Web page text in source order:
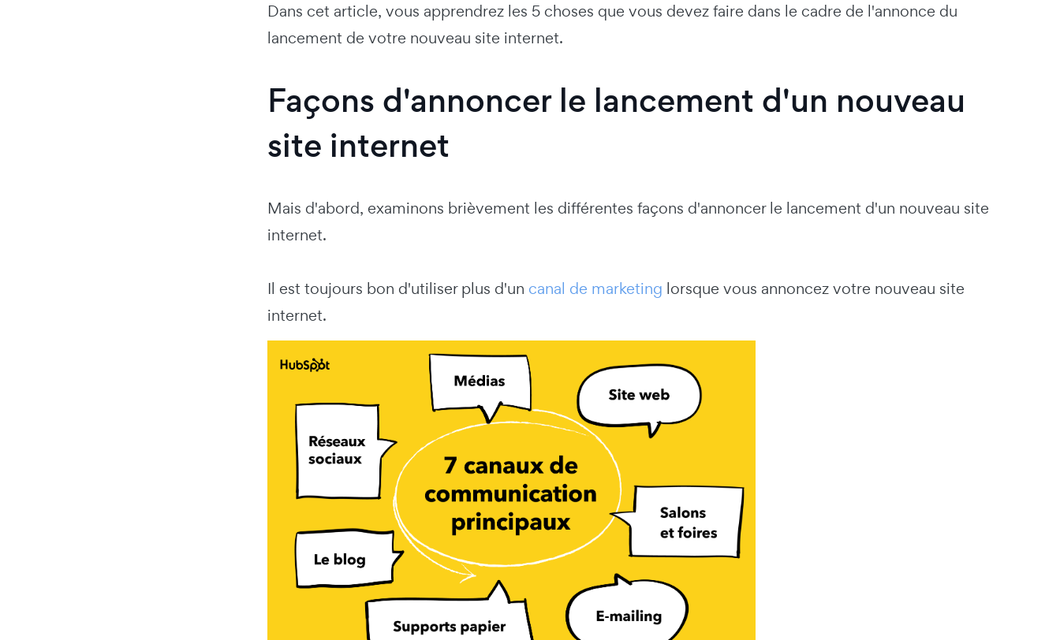
Dans cet article, vous apprendrez les 5 choses que vous devez faire dans le cadre de l'annonce du
lancement de votre nouveau site internet.
Façons d'annoncer le lancement d'un nouveau
site internet
Mais d'abord, examinons brièvement les différentes façons d'annoncer le lancement d'un nouveau site
internet.
Il est toujours bon d'utiliser plus d'un canal de marketing lorsque vous annoncez votre nouveau site
internet.